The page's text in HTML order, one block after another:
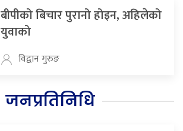
बीपीको बिचार पुरानो होइन, अहिलेको
युवाको
विद्वान गुरुङ
जनप्रतिनिधि